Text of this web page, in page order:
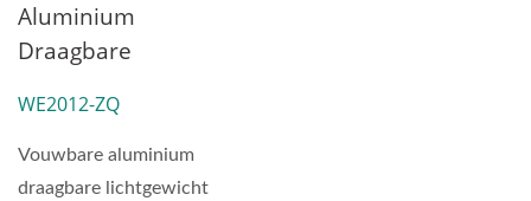
Aluminium
Draagbare
Handtruck
Leverancier
(belasting 80 Kg).
WE2012-ZQ
Vouwbare aluminium
draagbare lichtgewicht